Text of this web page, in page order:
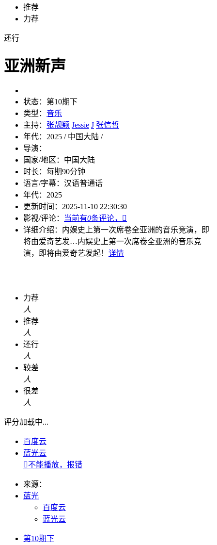
推荐
力荐
还行
亚洲新声
状态： 第10期下
类型： 音乐
主持： 张靓颖 Jessie J 张信哲
年代： 2025 / 中国大陆 /
导演：
国家/地区： 中国大陆
时长： 每期90分钟
语言/字幕： 汉语普通话
年代： 2025
更新时间： 2025-11-10 22:30:30
影视/评论：
当前有0条评论，

详细介绍： 内娱史上第一次席卷全亚洲的音乐竞演，即
将由爱奇艺发…内娱史上第一次席卷全亚洲的音乐竞
演，即将由爱奇艺发起！ 详情
力荐
人
推荐
人
还行
人
较差
人
很差
人
评分加载中...
百度云
蓝光云
不能播放，报错
来源：
蓝光
百度云
蓝光云
第10期下